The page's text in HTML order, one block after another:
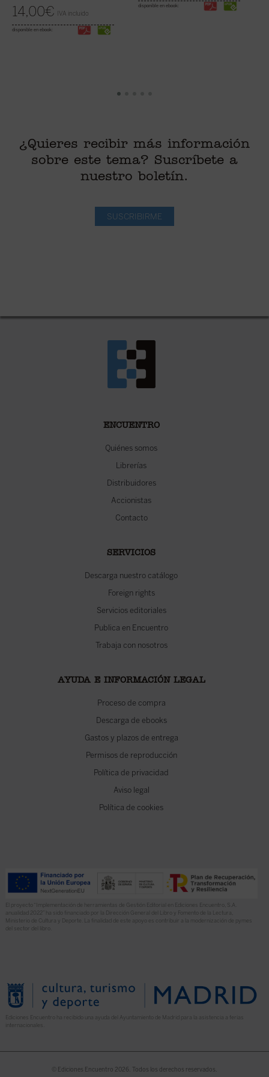
14,00€ IVA incluido
disponible en ebook:
disponible en ebook:
¿Quieres recibir más información
sobre este tema? Suscríbete a
nuestro boletín.
SUSCRIBIRME
ENCUENTRO
Quiénes somos
Librerías
Distribuidores
Accionistas
Contacto
SERVICIOS
Descarga nuestro catálogo
Foreign rights
Servicios editoriales
Publica en Encuentro
Trabaja con nosotros
AYUDA E INFORMACIÓN LEGAL
Proceso de compra
Descarga de ebooks
Gastos y plazos de entrega
Permisos de reproducción
Política de privacidad
Aviso legal
Política de cookies
El proyecto “Implementación de herramientas de Gestión Editorial en Ediciones Encuentro, S.A.
anualidad 2022” ha sido financiado por la Dirección General del Libro y Fomento de la Lectura,
Ministerio de Cultura y Deporte. La finalidad de este apoyo es contribuir a la modernización de pymes
del sector del libro.
Ediciones Encuentro ha recibido una ayuda del Ayuntamiento de Madrid para la asistencia a ferias
© Ediciones Encuentro 2026. Todos los derechos reservados.